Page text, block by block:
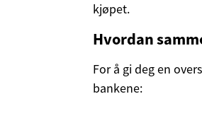
kjøpet.
Hvordan
For å gi deg en
bankene: